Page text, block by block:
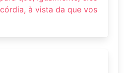
à vista da que vos